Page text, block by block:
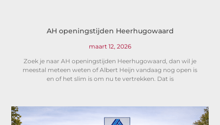
AH openingstijden Heerhugowaard
maart 12, 2026
Zoek je naar AH openingstijden Heerhugowaard, dan wil je
meestal meteen weten of Albert Heijn vandaag nog open is
en of het slim is om nu te vertrekken. Dat is